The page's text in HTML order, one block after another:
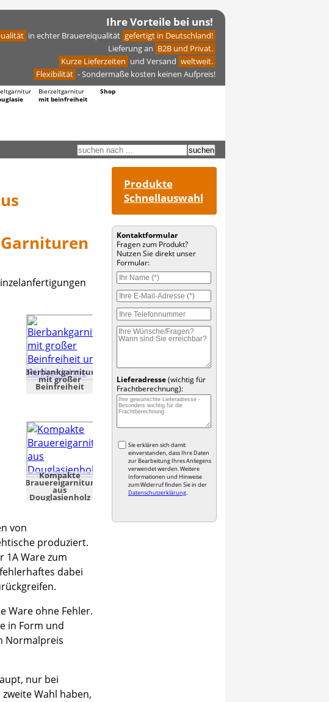
Ihre Vorteile bei uns!
in echter Brauereiqualität gefertigt in Deutschland!
Lieferung an B2B und Privat.
Kurze Lieferzeiten und Versand weltweit.
Flexibilität - Sondermaße kosten keinen Aufpreis!
Bierzeltgarnitur
mit beinfreiheit
Shop
Bierbankgarnitur
mit großer
Beinfreiheit
Kompakte
Brauereigarnitur
aus
Douglasienholz
von
produziert.
1A Ware zum
dabei
Ware ohne Fehler.
in Form und
Normalpreis
nur bei
Wahl haben,
Produkte
Schnellauswahl
Kontaktformular
Fragen zum Produkt?
Nutzen Sie direkt unser
Formular:
Lieferadresse(wichtig für
Frachtberechnung):
Sie erklären sich damit
einverstanden, dass Ihre Daten
zur Bearbeitung Ihres Anliegens
verwendet werden. Weitere
Informationen und Hinweise
zum Widerruf finden Sie in der
Datenschutzerklärung.